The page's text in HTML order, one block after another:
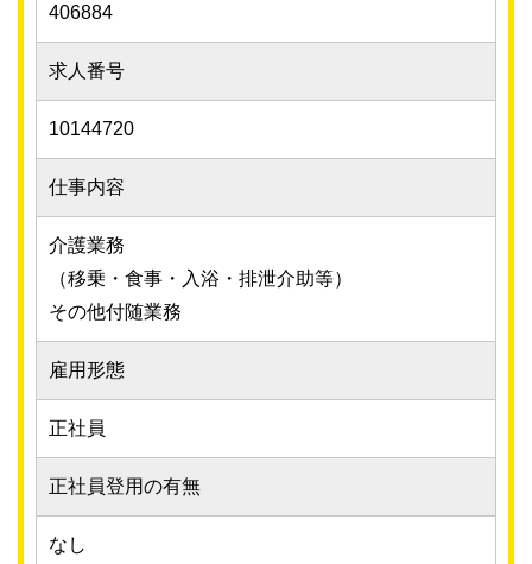
406884
求人番号
10144720
仕事内容
介護業務
（移乗・食事・入浴・排泄介助等）
その他付随業務
雇用形態
正社員
正社員登用の有無
なし